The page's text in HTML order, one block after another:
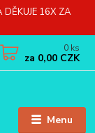
DĚKUJE 16X ZA
Menu
0 ks
za 0,00 CZK